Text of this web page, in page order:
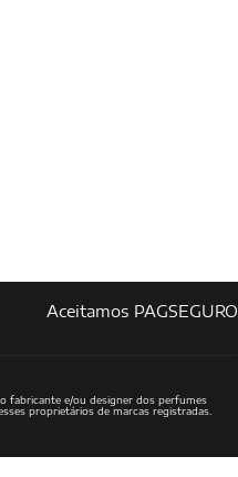
Aceitamos PAGSEGURO
fabricante e/ou designer dos perfumes
proprietários de marcas registradas.